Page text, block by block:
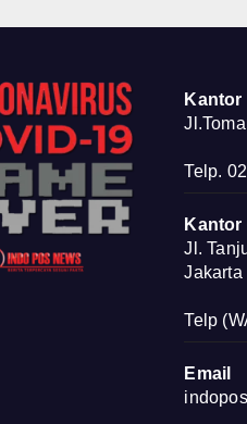
Kantor
Telp.
Kantor
Jl.
Jakarta
Telp
Email